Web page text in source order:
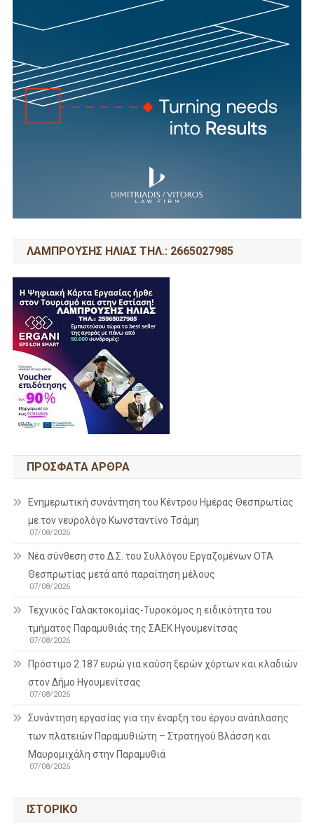
ΛΑΜΠΡΟΥΣΗΣ ΗΛΙΑΣ ΤΗΛ.: 2665027985
ΠΡΌΣΦΑΤΑ ΆΡΘΡΑ
Ενημερωτική συνάντηση του Κέντρου Ημέρας Θεσπρωτίας
με τον νευρολόγο Κωνσταντίνο Τσάμη
07/08/2026
Νέα σύνθεση στο Δ.Σ. του Συλλόγου Εργαζομένων ΟΤΑ
Θεσπρωτίας μετά από παραίτηση μέλους
07/08/2026
Τεχνικός Γαλακτοκομίας-Τυροκόμος η ειδικότητα του
τμήματος Παραμυθιάς της ΣΑΕΚ Ηγουμενίτσας
07/08/2026
Πρόστιμο 2.187 ευρώ για καύση ξερών χόρτων και κλαδιών
στον Δήμο Ηγουμενίτσας
07/08/2026
Συνάντηση εργασίας για την έναρξη του έργου ανάπλασης
των πλατειών Παραμυθιώτη – Στρατηγού Βλάσση και
Μαυρομιχάλη στην Παραμυθιά
07/08/2026
ΙΣΤΟΡΙΚΌ